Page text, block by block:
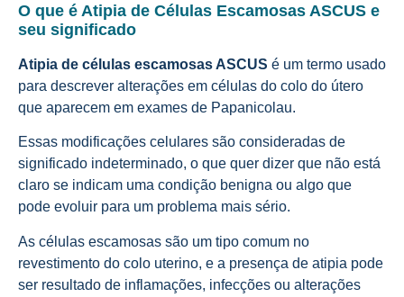
O que é Atipia de Células Escamosas ASCUS e
seu significado
Atipia de células escamosas ASCUS é um termo usado
para descrever alterações em células do colo do útero
que aparecem em exames de Papanicolau.
Essas modificações celulares são consideradas de
significado indeterminado, o que quer dizer que não está
claro se indicam uma condição benigna ou algo que
pode evoluir para um problema mais sério.
As células escamosas são um tipo comum no
revestimento do colo uterino, e a presença de atipia pode
ser resultado de inflamações, infecções ou alterações